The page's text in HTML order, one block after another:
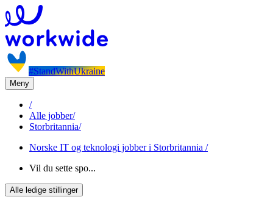
#StandWithUkraine
Meny
/
Alle jobber/
Storbritannia/
Norske IT og teknologi jobber i Storbritannia /
Vil du sette spo...
Alle ledige stillinger